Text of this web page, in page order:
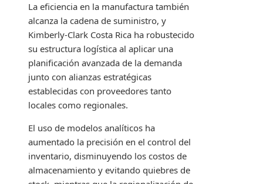
La eficiencia en la manufactura también
alcanza la cadena de suministro, y
Kimberly-Clark Costa Rica ha robustecido
su estructura logística al aplicar una
planificación avanzada de la demanda
junto con alianzas estratégicas
establecidas con proveedores tanto
locales como regionales.
El uso de modelos analíticos ha
aumentado la precisión en el control del
inventario, disminuyendo los costos de
almacenamiento y evitando quiebres de